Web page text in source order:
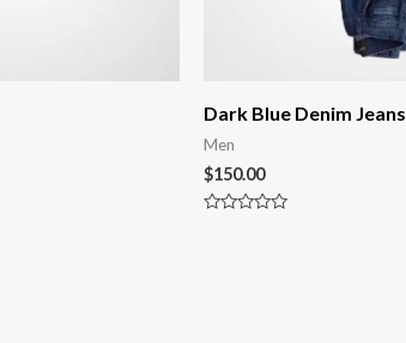
Dark Blue Denim Jeans
Men
$150.00